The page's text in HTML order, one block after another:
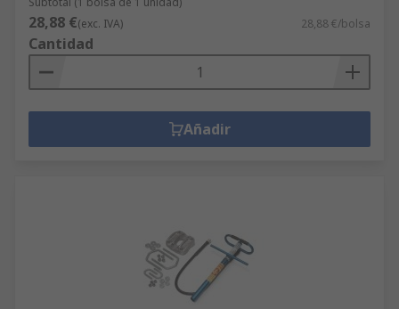
28,88 €(exc. IVA) 28,88 €/bolsa
Cantidad
Añadir